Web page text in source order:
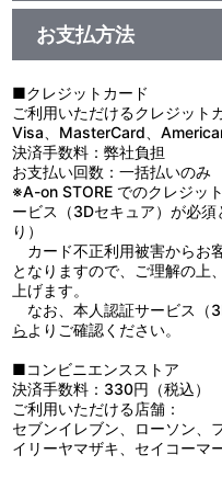
品番：BCTJ-3326
サイズ：B2(515×728mm)
素材：紙
お支払方法
■クレジットカード
ご利用いただけるクレジット
Visa、MasterCard、
決済手数料：弊社負担
お支払い回数：一括払いのみ
※A-on STORE でのクレジッ
ービス（3Dセキュア）が必
り）
カード不正利用被害からお
となりますので、ご理解の上
上げます。
なお、本人認証サービス（
ら よりご確認ください。
■コンビニエンスストア
決済手数料：330円（税込）
ご利用いただける店舗：
セブンイレブン、ローソン、
イリーヤマザキ、セイコーマ